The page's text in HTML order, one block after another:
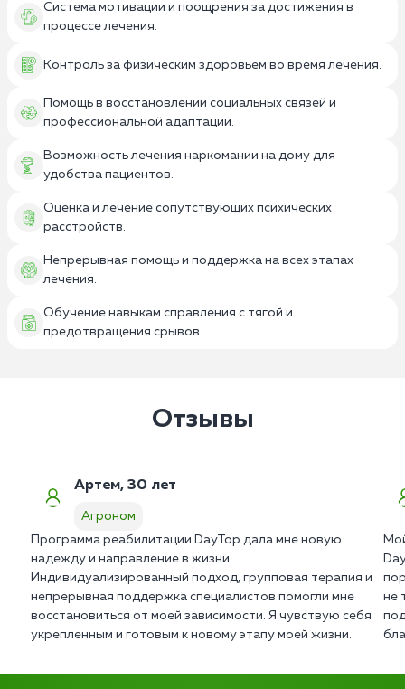
Система мотивации и поощрения за достижения в
процессе лечения.
Контроль за физическим здоровьем во время лечения.
Помощь в восстановлении социальных связей и
профессиональной адаптации.
Возможность лечения наркомании на дому для
удобства пациентов.
Оценка и лечение сопутствующих психических
расстройств.
Непрерывная помощь и поддержка на всех этапах
лечения.
Обучение навыкам справления с тягой и
предотвращения срывов.
Отзывы
Артем, 30 лет
Агроном
Программа реабилитации DayTop дала мне новую
надежду и направление в жизни.
Индивидуализированный подход, групповая терапия и
непрерывная поддержка специалистов помогли мне
восстановиться от моей зависимости. Я чувствую себя
укрепленным и готовым к новому этапу моей жизни.
не